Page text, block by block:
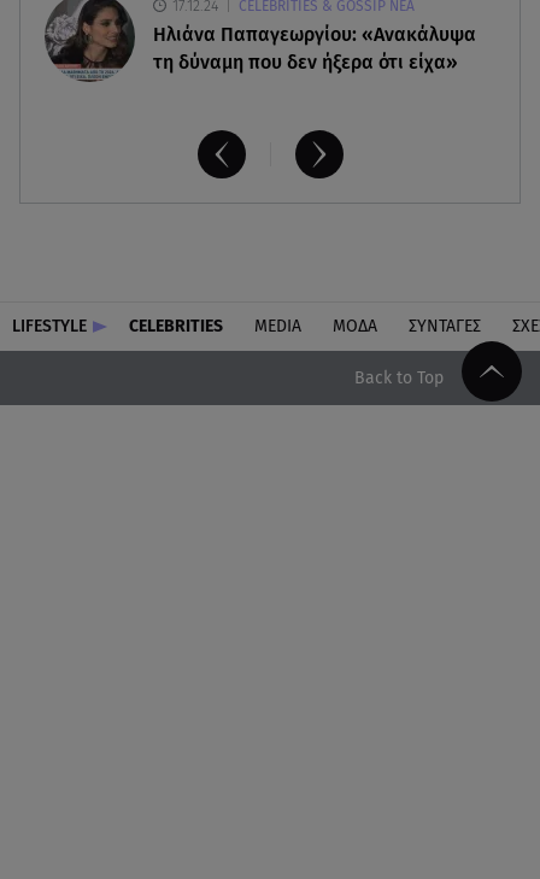
17.12.24 CELEBRITIES & GOSSIP ΝΕΑ
Ηλιάνα Παπαγεωργίου: «Ανακάλυψα
τη δύναμη που δεν ήξερα ότι είχα»
LIFESTYLE CELEBRITIES MEDIA ΜΟΔΑ ΣΥΝΤΑΓΕΣ
Back to Top